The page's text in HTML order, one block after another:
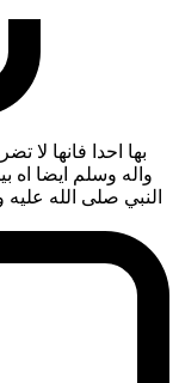
بها احدا فانها لا
واله وسلم ايضا اه
النبي صلى الله